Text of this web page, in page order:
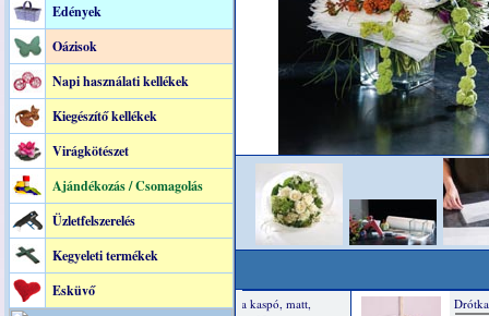
Edények
Oázisok
Napi használati kellékek
Kiegészítő kellékek
Virágkötészet
Ajándékozás / Csomagolás
Üzletfelszerelés
Kegyeleti termékek
Esküvő